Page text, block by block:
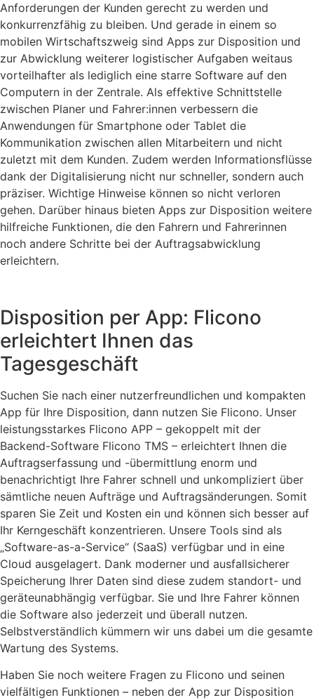
Anforderungen der Kunden gerecht zu werden und
konkurrenzfähig zu bleiben. Und gerade in einem so
mobilen Wirtschaftszweig sind Apps zur Disposition und
zur Abwicklung weiterer logistischer Aufgaben weitaus
vorteilhafter als lediglich eine starre Software auf den
Computern in der Zentrale. Als effektive Schnittstelle
zwischen Planer und Fahrer:innen verbessern die
Anwendungen für Smartphone oder Tablet die
Kommunikation zwischen allen Mitarbeitern und nicht
zuletzt mit dem Kunden. Zudem werden Informationsflüsse
dank der Digitalisierung nicht nur schneller, sondern auch
präziser. Wichtige Hinweise können so nicht verloren
gehen. Darüber hinaus bieten Apps zur Disposition weitere
hilfreiche Funktionen, die den Fahrern und Fahrerinnen
noch andere Schritte bei der Auftragsabwicklung
erleichtern.
Disposition per App: Flicono
erleichtert Ihnen das
Tagesgeschäft
Suchen Sie nach einer nutzerfreundlichen und kompakten
App für Ihre Disposition, dann nutzen Sie Flicono. Unser
leistungsstarkes Flicono APP – gekoppelt mit der
Backend-Software Flicono TMS – erleichtert Ihnen die
Auftragserfassung und -übermittlung enorm und
benachrichtigt Ihre Fahrer schnell und unkompliziert über
sämtliche neuen Aufträge und Auftragsänderungen. Somit
sparen Sie Zeit und Kosten ein und können sich besser auf
Ihr Kerngeschäft konzentrieren. Unsere Tools sind als
„Software-as-a-Service“ (SaaS) verfügbar und in eine
Cloud ausgelagert. Dank moderner und ausfallsicherer
Speicherung Ihrer Daten sind diese zudem standort- und
geräteunabhängig verfügbar. Sie und Ihre Fahrer können
die Software also jederzeit und überall nutzen.
Selbstverständlich kümmern wir uns dabei um die gesamte
Wartung des Systems.
Haben Sie noch weitere Fragen zu Flicono und seinen
vielfältigen Funktionen – neben der App zur Disposition